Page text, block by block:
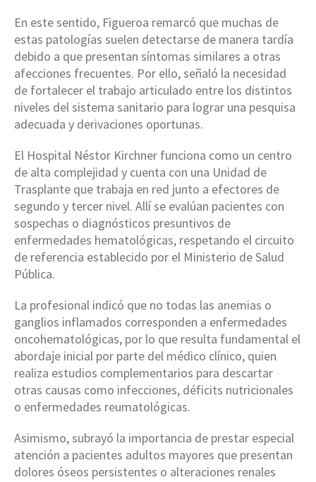
En este sentido, Figueroa remarcó que muchas de
estas patologías suelen detectarse de manera tardía
debido a que presentan síntomas similares a otras
afecciones frecuentes. Por ello, señaló la necesidad
de fortalecer el trabajo articulado entre los distintos
niveles del sistema sanitario para lograr una pesquisa
adecuada y derivaciones oportunas.
El Hospital Néstor Kirchner funciona como un centro
de alta complejidad y cuenta con una Unidad de
Trasplante que trabaja en red junto a efectores de
segundo y tercer nivel. Allí se evalúan pacientes con
sospechas o diagnósticos presuntivos de
enfermedades hematológicas, respetando el circuito
de referencia establecido por el Ministerio de Salud
Pública.
La profesional indicó que no todas las anemias o
ganglios inflamados corresponden a enfermedades
oncohematológicas, por lo que resulta fundamental el
abordaje inicial por parte del médico clínico, quien
realiza estudios complementarios para descartar
otras causas como infecciones, déficits nutricionales
o enfermedades reumatológicas.
Asimismo, subrayó la importancia de prestar especial
atención a pacientes adultos mayores que presentan
dolores óseos persistentes o alteraciones renales